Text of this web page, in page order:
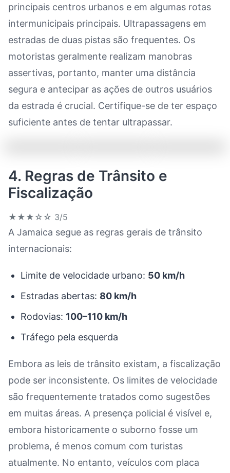
principais centros urbanos e em algumas rotas
intermunicipais principais. Ultrapassagens em
estradas de duas pistas são frequentes. Os
motoristas geralmente realizam manobras
assertivas, portanto, manter uma distância
segura e antecipar as ações de outros usuários
da estrada é crucial. Certifique-se de ter espaço
suficiente antes de tentar ultrapassar.
4. Regras de Trânsito e
Fiscalização
★★★☆☆ 3/5
A Jamaica segue as regras gerais de trânsito
internacionais:
Limite de velocidade urbano: 50 km/h
Estradas abertas: 80 km/h
Rodovias: 100–110 km/h
Tráfego pela esquerda
Embora as leis de trânsito existam, a fiscalização
pode ser inconsistente. Os limites de velocidade
são frequentemente tratados como sugestões
em muitas áreas. A presença policial é visível e,
embora historicamente o suborno fosse um
problema, é menos comum com turistas
atualmente. No entanto, veículos com placa